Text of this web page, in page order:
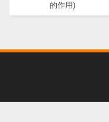
的作用)